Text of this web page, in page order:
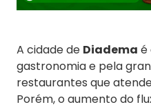
A cidade de Diadema é
gastronomia e pela
restaurantes que
Porém, o aumento do